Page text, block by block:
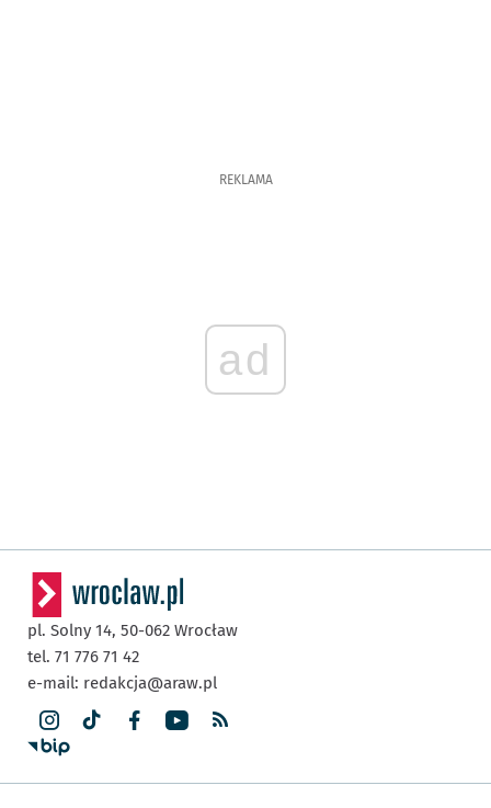
REKLAMA
ad
pl. Solny 14, 50-062 Wrocław
tel. 71 776 71 42
e-mail: redakcja@araw.pl